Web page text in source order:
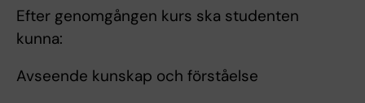
Efter genomgången kurs ska studenten
kunna:
Avseende kunskap och förståelse